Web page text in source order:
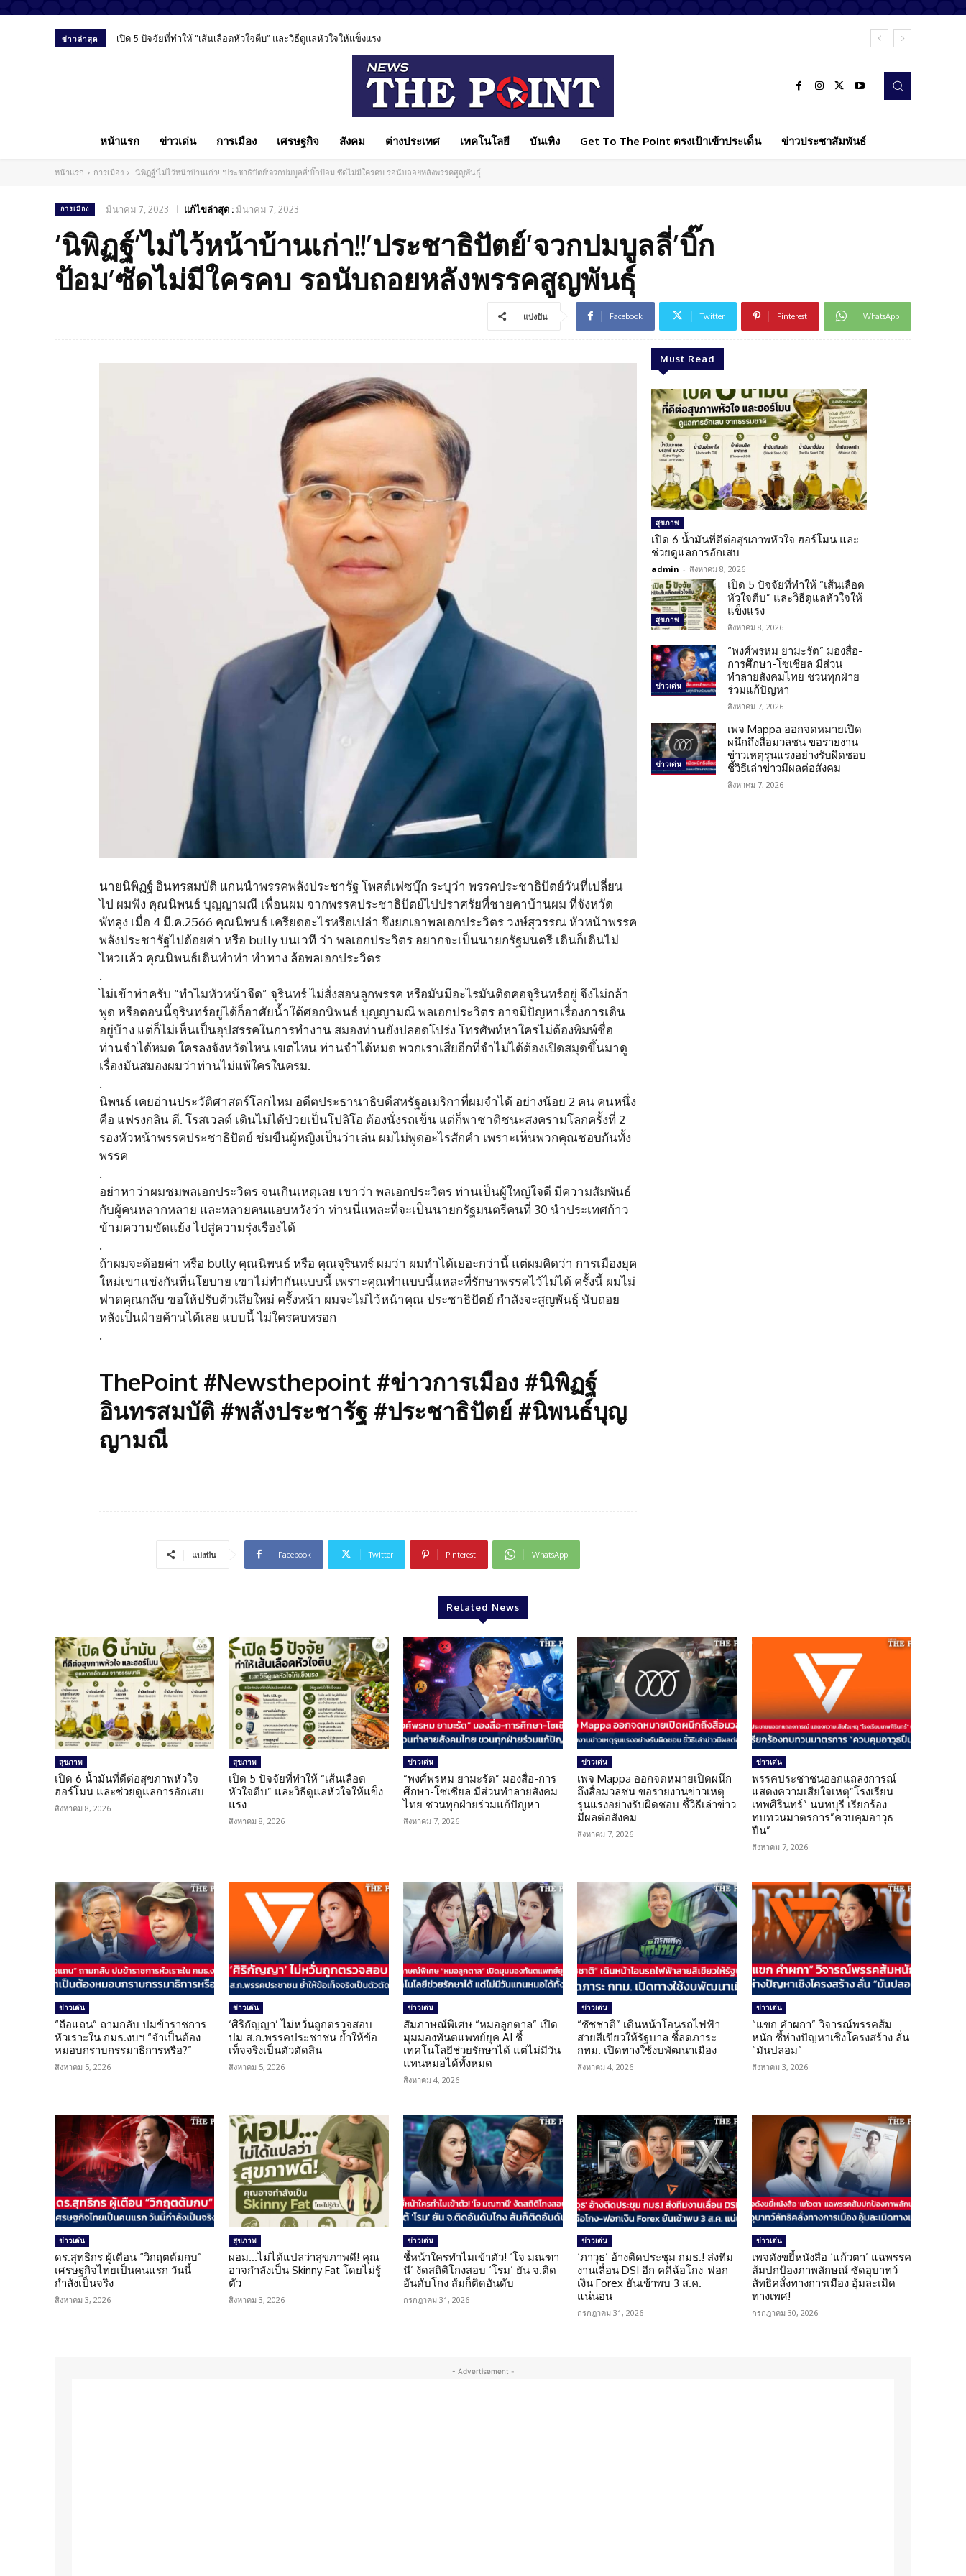
ข่าวล่าสุด เปิด 5 ปัจจัยที่ทำให้ “เส้นเลือดหัวใจตีบ” และวิธีดูแลหัวใจให้แข็งแรง
หน้าแรก ข่าวเด่น การเมือง เศรษฐกิจ สังคม ต่างประเทศ เทคโนโลยี บันเทิง Get To The Point ตรงเป้าเข้าประเด็น ข่าวประชาสัมพันธ์
หน้าแรก การเมือง 'นิพิฏฐ์'ไม่ไว้หน้าบ้านเก่า!!'ประชาธิปัตย์'จวกปมบูลลี่'บิ๊กป้อม'ซัดไม่มีใครคบ รอนับถอยหลังพรรคสูญพันธุ์
การเมือง มีนาคม 7, 2023 แก้ไขล่าสุด : มีนาคม 7, 2023
‘นิพิฏฐ์’ไม่ไว้หน้าบ้านเก่า!!’ประชาธิปัตย์’จวกปมบูลลี่’บิ๊ก
ป้อม’ซัดไม่มีใครคบ รอนับถอยหลังพรรคสูญพันธุ์
แบ่งปัน Facebook Twitter Pinterest WhatsApp
นายนิพิฏฐ์ อินทรสมบัติ แกนนำพรรคพลังประชารัฐ โพสต์เฟซบุ๊ก ระบุว่า พรรคประชาธิปัตย์วันที่เปลี่ยน
ไป ผมฟัง คุณนิพนธ์ บุญญามณี เพื่อนผม จากพรรคประชาธิปัตย์ไปปราศรัยที่ชายคาบ้านผม ที่จังหวัด
พัทลุง เมื่อ 4 มี.ค.2566 คุณนิพนธ์ เครียดอะไรหรือเปล่า จึงยกเอาพลเอกประวิตร วงษ์สุวรรณ หัวหน้าพรรค
พลังประชารัฐไปด้อยค่า หรือ bully บนเวที ว่า พลเอกประวิตร อยากจะเป็นนายกรัฐมนตรี เดินก็เดินไม่
ไหวแล้ว คุณนิพนธ์เดินทำท่า ทำทาง ล้อพลเอกประวิตร
.
ไม่เข้าท่าครับ “ทำไมหัวหน้าจืด” จุรินทร์ ไม่สั่งสอนลูกพรรค หรือมันมีอะไรมันติดคอจุรินทร์อยู่ จึงไม่กล้า
พูด หรือตอนนี้จุรินทร์อยู่ได้ก็อาศัยน้ำใต้ศอกนิพนธ์ บุญญามณี พลเอกประวิตร อาจมีปัญหาเรื่องการเดิน
อยู่บ้าง แต่ก็ไม่เห็นเป็นอุปสรรคในการทำงาน สมองท่านยังปลอดโปร่ง โทรศัพท์หาใครไม่ต้องพิมพ์ชื่อ
ท่านจำได้หมด ใครลงจังหวัดไหน เขตไหน ท่านจำได้หมด พวกเราเสียอีกที่จำไม่ได้ต้องเปิดสมุดขึ้นมาดู
เรื่องมันสมองผมว่าท่านไม่แพ้ใครในครม.
.
นิพนธ์ เคยอ่านประวัติศาสตร์โลกไหม อดีตประธานาธิบดีสหรัฐอเมริกาที่ผมจำได้ อย่างน้อย 2 คน คนหนึ่ง
คือ แฟรงกลิน ดี. โรสเวลต์ เดินไม่ได้ป่วยเป็นโปลิโอ ต้องนั่งรถเข็น แต่ก็พาชาติชนะสงครามโลกครั้งที่ 2
รองหัวหน้าพรรคประชาธิปัตย์ ข่มขืนผู้หญิงเป็นว่าเล่น ผมไม่พูดอะไรสักคำ เพราะเห็นพวกคุณชอบกันทั้ง
พรรค
.
อย่าหาว่าผมชมพลเอกประวิตร จนเกินเหตุเลย เขาว่า พลเอกประวิตร ท่านเป็นผู้ใหญ่ใจดี มีความสัมพันธ์
กับผู้คนหลากหลาย และหลายคนแอบหวังว่า ท่านนี่แหละที่จะเป็นนายกรัฐมนตรีคนที่ 30 นำประเทศก้าว
ข้ามความขัดแย้ง ไปสู่ความรุ่งเรืองได้
.
ถ้าผมจะด้อยค่า หรือ bully คุณนิพนธ์ หรือ คุณจุรินทร์ ผมว่า ผมทำได้เยอะกว่านี้ แต่ผมคิดว่า การเมืองยุค
ใหม่เขาแข่งกันที่นโยบาย เขาไม่ทำกันแบบนี้ เพราะคุณทำแบบนี้แหละที่รักษาพรรคไว้ไม่ได้ ครั้งนี้ ผมไม่
ฟาดคุณกลับ ขอให้ปรับต้วเสียใหม่ ครั้งหน้า ผมจะไม่ไว้หน้าคุณ ประชาธิปัตย์ กำลังจะสูญพันธุ์ นับถอย
หลังเป็นฝ่ายค้านได้เลย แบบนี้ ไม่ใครคบหรอก
.
ThePoint #Newsthepoint #ข่าวการเมือง #นิพิฏฐ์
อินทรสมบัติ #พลังประชารัฐ #ประชาธิปัตย์ #นิพนธ์บุญ
ญามณี
แบ่งปัน Facebook Twitter Pinterest WhatsApp
Must Read
สุขภาพ
เปิด 6 น้ำมันที่ดีต่อสุขภาพหัวใจ ฮอร์โมน และ
ช่วยดูแลการอักเสบ
admin - สิงหาคม 8, 2026
สุขภาพ
เปิด 5 ปัจจัยที่ทำให้ “เส้นเลือด
หัวใจตีบ” และวิธีดูแลหัวใจให้
แข็งแรง
สิงหาคม 8, 2026
ข่าวเด่น
“พงศ์พรหม ยามะรัต” มองสื่อ-
การศึกษา-โซเชียล มีส่วน
ทำลายสังคมไทย ชวนทุกฝ่าย
ร่วมแก้ปัญหา
สิงหาคม 7, 2026
ข่าวเด่น
เพจ Mappa ออกจดหมายเปิด
ผนึกถึงสื่อมวลชน ขอรายงาน
ข่าวเหตุรุนแรงอย่างรับผิดชอบ
ชี้วิธีเล่าข่าวมีผลต่อสังคม
สิงหาคม 7, 2026
Related News
สุขภาพ
เปิด 6 น้ำมันที่ดีต่อสุขภาพหัวใจ
ฮอร์โมน และช่วยดูแลการอักเสบ
สิงหาคม 8, 2026
สุขภาพ
เปิด 5 ปัจจัยที่ทำให้ “เส้นเลือด
หัวใจตีบ” และวิธีดูแลหัวใจให้แข็ง
แรง
สิงหาคม 8, 2026
ข่าวเด่น
“พงศ์พรหม ยามะรัต” มองสื่อ-การ
ศึกษา-โซเชียล มีส่วนทำลายสังคม
ไทย ชวนทุกฝ่ายร่วมแก้ปัญหา
สิงหาคม 7, 2026
ข่าวเด่น
เพจ Mappa ออกจดหมายเปิดผนึก
ถึงสื่อมวลชน ขอรายงานข่าวเหตุ
รุนแรงอย่างรับผิดชอบ ชี้วิธีเล่าข่าว
มีผลต่อสังคม
สิงหาคม 7, 2026
ข่าวเด่น
พรรคประชาชนออกแถลงการณ์
แสดงความเสียใจเหตุ”โรงเรียน
เทพศิรินทร์” นนทบุรี เรียกร้อง
ทบทวนมาตรการ”ควบคุมอาวุธ
ปืน”
สิงหาคม 7, 2026
ข่าวเด่น
“ถือแถน” ถามกลับ ปมข้าราชการ
หัวเราะใน กมธ.งบฯ “จำเป็นต้อง
หมอบกราบกรรมาธิการหรือ?”
สิงหาคม 5, 2026
ข่าวเด่น
‘ศิริกัญญา’ ไม่หวั่นถูกตรวจสอบ
ปม ส.ก.พรรคประชาชน ย้ำให้ข้อ
เท็จจริงเป็นตัวตัดสิน
สิงหาคม 5, 2026
ข่าวเด่น
สัมภาษณ์พิเศษ “หมอลูกตาล” เปิด
มุมมองทันตแพทย์ยุค AI ชี้
เทคโนโลยีช่วยรักษาได้ แต่ไม่มีวัน
แทนหมอได้ทั้งหมด
สิงหาคม 4, 2026
ข่าวเด่น
“ชัชชาติ” เดินหน้าโอนรถไฟฟ้า
สายสีเขียวให้รัฐบาล ชี้ลดภาระ
กทม. เปิดทางใช้งบพัฒนาเมือง
สิงหาคม 4, 2026
ข่าวเด่น
“แขก คำผกา” วิจารณ์พรรคส้ม
หนัก ชี้ห่างปัญหาเชิงโครงสร้าง ลั่น
“มันปลอม”
สิงหาคม 3, 2026
ข่าวเด่น
ดร.สุทธิกร ผู้เตือน “วิกฤตต้มกบ”
เศรษฐกิจไทยเป็นคนแรก วันนี้
กำลังเป็นจริง
สิงหาคม 3, 2026
สุขภาพ
ผอม…ไม่ได้แปลว่าสุขภาพดี! คุณ
อาจกำลังเป็น Skinny Fat โดยไม่รู้
ตัว
สิงหาคม 3, 2026
ข่าวเด่น
ชี้หน้าใครทำไมเข้าตัว! ‘โจ มณฑา
นี’ งัดสถิติโกงสอบ ‘โรม’ ยัน จ.ติด
อันดับโกง ส้มก็ติดอันดับ
กรกฎาคม 31, 2026
ข่าวเด่น
‘ภาวุธ’ อ้างติดประชุม กมธ.! ส่งทีม
งานเลื่อน DSI อีก คดีฉ้อโกง-ฟอก
เงิน Forex ยันเข้าพบ 3 ส.ค.
แน่นอน
กรกฎาคม 31, 2026
ข่าวเด่น
เพจดังขยี้หนังสือ ‘แก้วตา’ แฉพรรค
ส้มปกป้องภาพลักษณ์ ซัดอุบาทว์
ลัทธิคลั่งทางการเมือง อุ้มละเมิด
ทางเพศ!
กรกฎาคม 30, 2026
- Advertisement -